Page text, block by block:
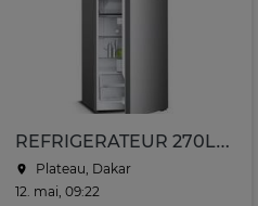
REFRIGERATEUR 270LITRES SHARP 2PORTES NOFROST GRIS
Plateau, Dakar
12. mai, 09:22